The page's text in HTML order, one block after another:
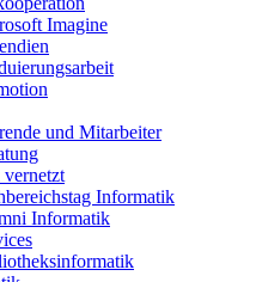
Imagine
und Mitarbeiter
Informatik
Informatik